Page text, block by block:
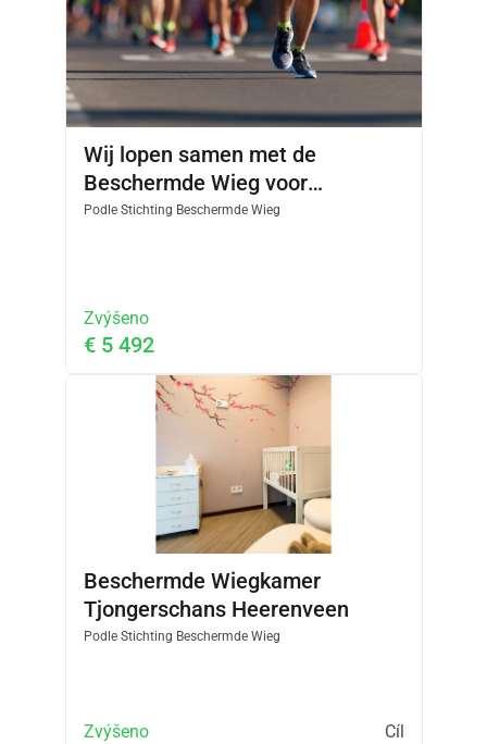
Wij lopen samen met de
Beschermde Wieg voor
kwetsbare zwangeren en baby's.
PodleStichting Beschermde Wieg
Zvýšeno
€ 5 492
Beschermde Wiegkamer
Tjongerschans Heerenveen
PodleStichting Beschermde Wieg
Zvýšeno Cíl